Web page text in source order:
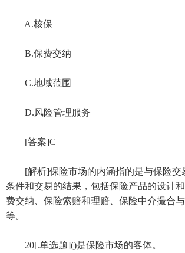
A.核保
B.保费交纳
C.地域范围
D.风险管理服务
[答案]C
[解析]保险市场的内涵指的是与保险交
条件和交易的结果，包括保险产品的设计
费交纳、保险索赔和理赔、保险中介撮合
等。
20[.单选题]()是保险市场的客体。